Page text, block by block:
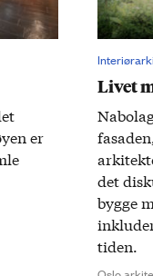
er
Livet
det
bygge
tiden.